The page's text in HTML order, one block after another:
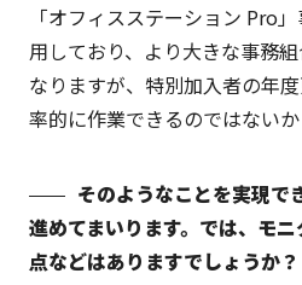
「オフィスステーション Pro
用しており、より大きな事務
なりますが、特別加入者の年
率的に作業できるのではないか
そのようなことを実現で
進めてまいります。では、モ
点などはありますでしょうか？